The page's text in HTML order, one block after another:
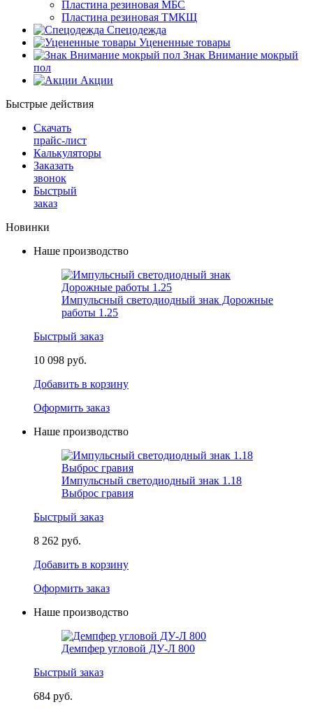
Пластина резиновая МБС
Пластина резиновая ТМКЩ
Спецодежда
Уцененные товары
Знак Внимание мокрый
пол
Акции
Быстрые действия
Скачать
прайс-лист
Калькуляторы
Заказать
звонок
Быстрый
заказ
Новинки
Наше производство
Импульсный светодиодный знак Дорожные
работы 1.25
Быстрый заказ
10 098 руб.
Добавить в корзину
Оформить заказ
Наше производство
Импульсный светодиодный знак 1.18
Выброс гравия
Быстрый заказ
8 262 руб.
Добавить в корзину
Оформить заказ
Наше производство
Демпфер угловой ДУ-Л 800
Быстрый заказ
684 руб.